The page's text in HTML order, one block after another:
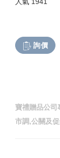
詢價
寶禮贈品公司
市調,公關及